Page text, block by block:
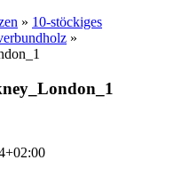
» 10-stöckiges
»